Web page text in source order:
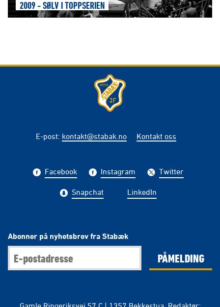
2009 - SØLV I TOPPSERIEN
E-post: kontakt@stabak.no Kontakt oss
Facebook Instagram Twitter
Snapchat LinkedIn
Abonner på nyhetsbrev fra Stabæk
PÅMELDING